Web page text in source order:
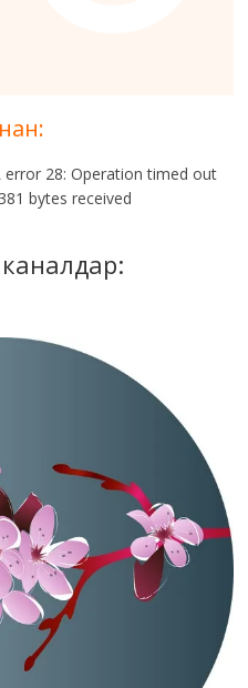
error 28: Operation timed out
bytes received